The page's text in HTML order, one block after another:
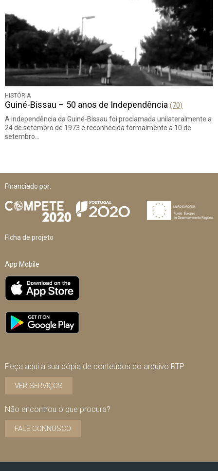
HISTÓRIA
Guiné-Bissau – 50 anos de Independência (70)
A independência da Guiné-Bissau foi proclamada unilateralmente a
24 de setembro de 1973 e reconhecida formalmente a 10 de
setembro…
Financiado por:
Ficha de projeto
App Mobile
Peça aqui a sua cópia de conteúdos do arquivo RTP
VER SERVIÇOS
Não encontrou o que procura?
FALE CONNOSCO